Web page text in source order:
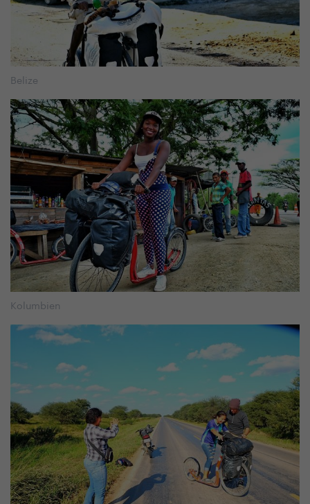
Belize
Kolumbien